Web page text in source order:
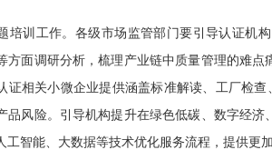
培训工作。各级市场监管部门要引导认证
方面调研分析，梳理产业链中质量管理的难
证相关小微企业提供涵盖标准解读、工厂检
品风险。引导机构提升在绿色低碳、数字经
工智能、大数据等技术优化服务流程，提供更